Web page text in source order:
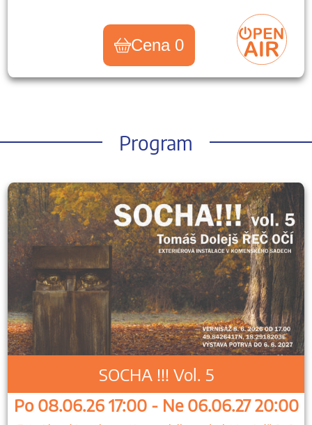
Cena 0
Program
SOCHA !!! Vol. 5
Po 08.06.26 17:00 - Ne 06.06.27 20:00